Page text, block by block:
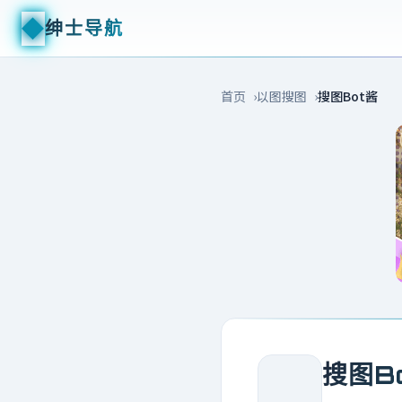
◆绅士导航
首页 以图搜图 搜图Bot酱
搜图